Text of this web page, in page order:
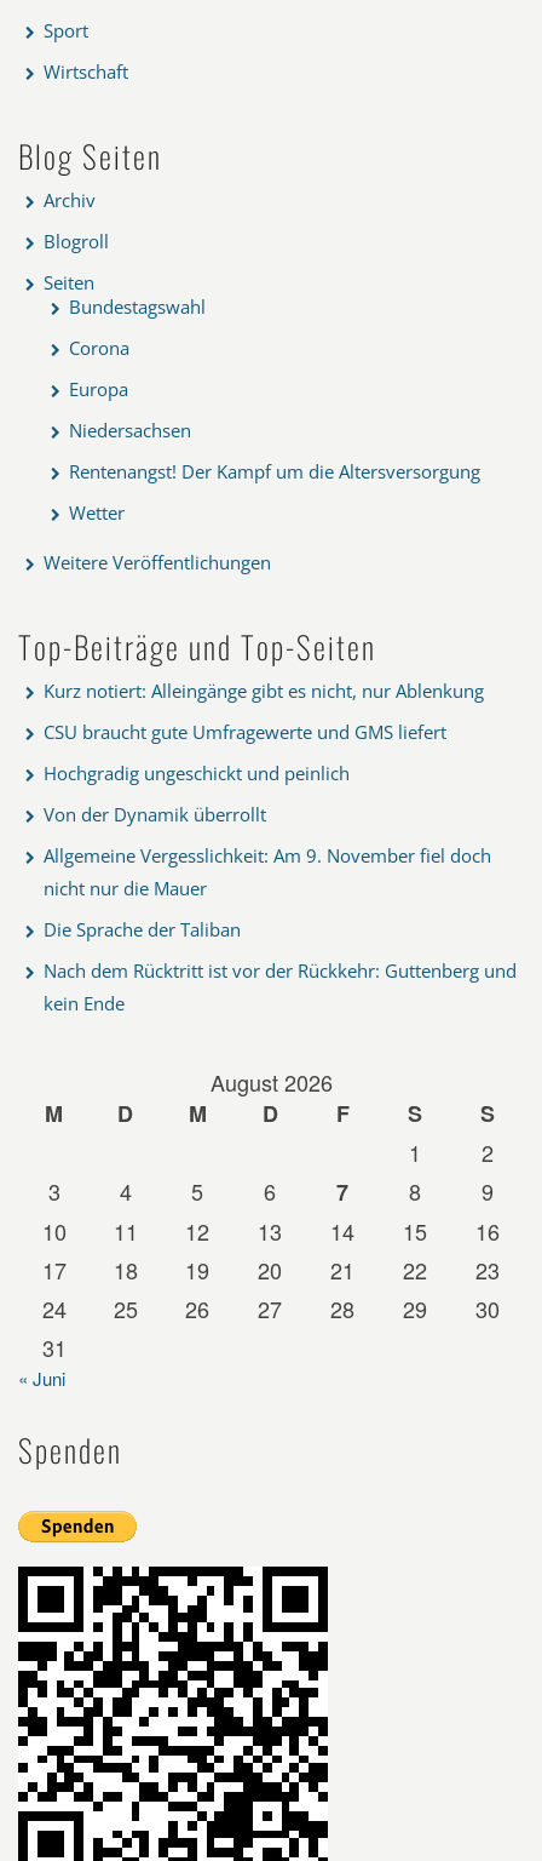
Sport
Wirtschaft
Blog Seiten
Archiv
Blogroll
Seiten
Bundestagswahl
Corona
Europa
Niedersachsen
Rentenangst! Der Kampf um die Altersversorgung
Wetter
Weitere Veröffentlichungen
Top-Beiträge und Top-Seiten
Kurz notiert: Alleingänge gibt es nicht, nur Ablenkung
CSU braucht gute Umfragewerte und GMS liefert
Hochgradig ungeschickt und peinlich
Von der Dynamik überrollt
Allgemeine Vergesslichkeit: Am 9. November fiel doch
nicht nur die Mauer
Die Sprache der Taliban
Nach dem Rücktritt ist vor der Rückkehr: Guttenberg und
kein Ende
August 2026
M
D M D F S
S
1
2
3
4 5 6 7 8
9
10
11 12 13 14 15
16
17
18 19 20 21 22
23
24
25 26 27 28 29
30
31
« Juni
Spenden